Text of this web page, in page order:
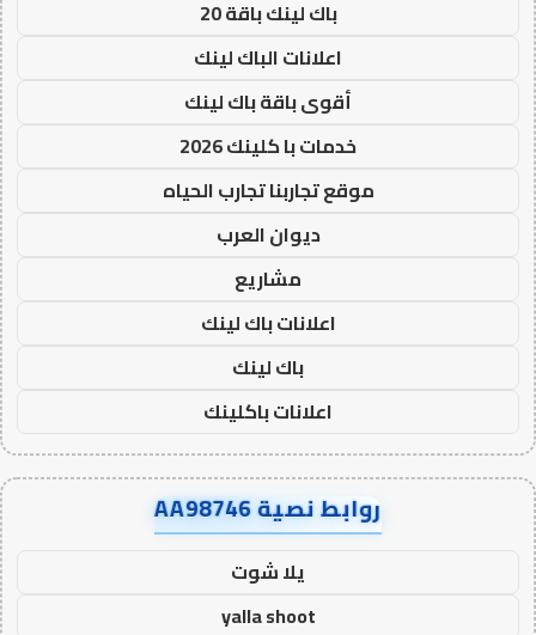
باك لينك باقة 20
اعلانات الباك لينك
أقوى باقة باك لينك
خدمات با كلينك 2026
موقع تجاربنا تجارب الحياه
ديوان العرب
مشاريع
اعلانات باك لينك
باك لينك
اعلانات باكلينك
روابط نصية AA98746
يلا شوت
yalla shoot